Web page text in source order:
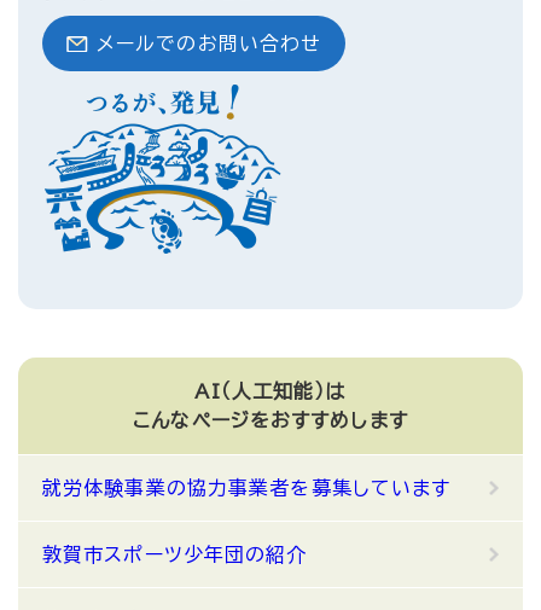
メールでのお問い合わせ
AI（人工知能）は
こんなページをおすすめします
就労体験事業の協力事業者を募集しています
敦賀市スポーツ少年団の紹介